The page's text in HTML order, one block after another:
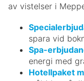
av vistelser i
spara vid
Spa-
energi med
Hotellpaket